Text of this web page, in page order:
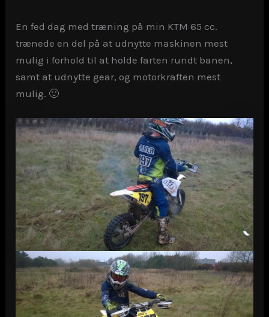
En fed dag med træning på min KTM 65 cc.
trænede en del på at udnytte maskinen mest
mulig i forhold til at holde farten rundt banen,
samt at udnytte gear, og motorkraften mest
mulig. 🙂